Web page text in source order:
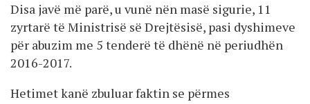
Disa javë më parë, u vunë nën masë sigurie, 11
zyrtarë të Ministrisë së Drejtësisë, pasi dyshimeve
për abuzim me 5 tenderë të dhënë në periudhën
2016-2017.
Hetimet kanë zbuluar faktin se përmes